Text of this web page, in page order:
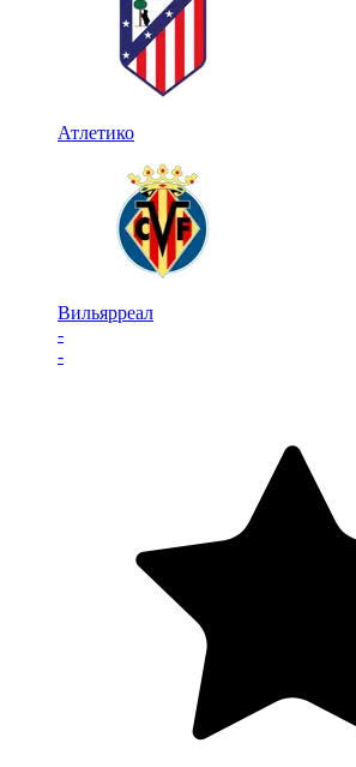
Атлетико
Вильярреал
-
-